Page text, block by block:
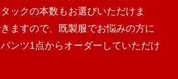
ックの本数もお選びいただけま
ますので、既製服でお悩みの方に
ンツ1点からオーダーしていただけ